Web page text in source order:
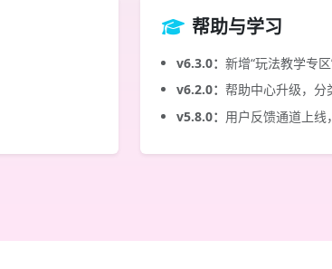
帮助与学习
v6.3.0： 新增“玩法教学专
v6.2.0： 帮助中心升级，分
v5.8.0： 用户反馈通道上线